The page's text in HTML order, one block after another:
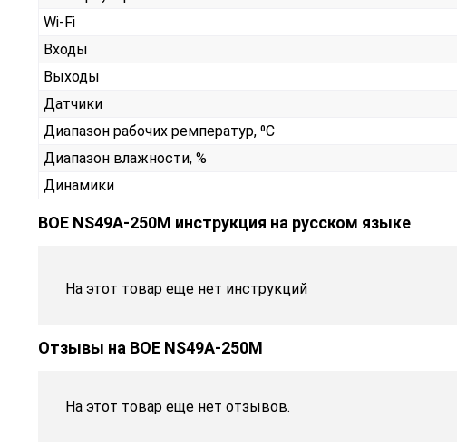
Wi-Fi
Входы
Выходы
Датчики
Диапазон рабочих ремператур, ⁰С
Диапазон влажности, %
Динамики
BOE NS49A-250M инструкция на русском языке
На этот товар еще нет инструкций
Отзывы на BOE NS49A-250M
На этот товар еще нет отзывов.